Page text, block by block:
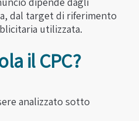
dal target di riferimento
utilizzata.
il CPC?
analizzato sotto